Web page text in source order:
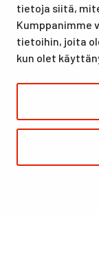
tietoja siitä,
Kumppanimme
tietoihin, joita
kun olet